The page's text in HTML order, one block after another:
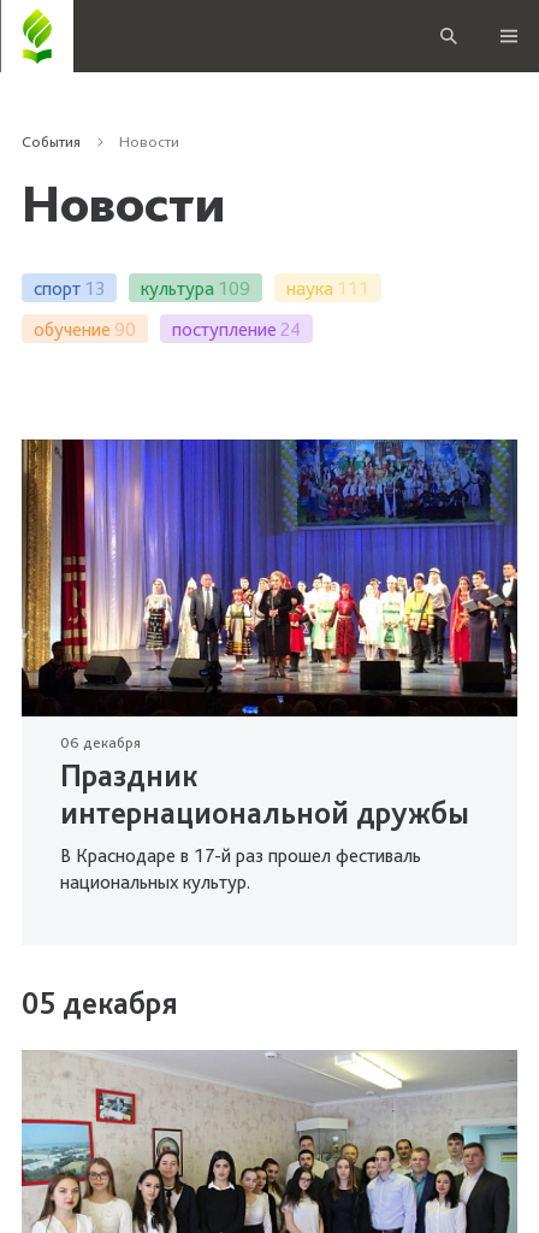
События Новости
Новости
спорт 13 культура 109 наука 111
обучение 90 поступление 24
06 декабря
Праздник
интернациональной дружбы
В Краснодаре в 17-й раз прошел фестиваль
национальных культур.
05 декабря